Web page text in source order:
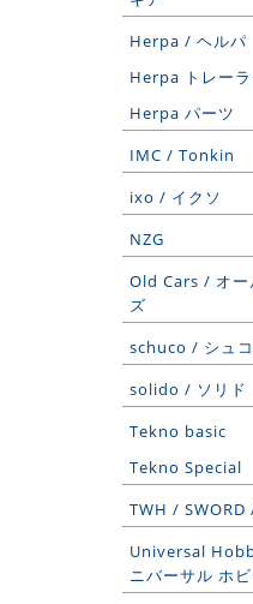
Herpa / ヘルパ
Herpa トレー
Herpa パーツ
IMC / Tonkin
ixo / イクソ
NZG
Old Cars / オー
ズ
schuco / シュ
solido / ソリド
Tekno basic
Tekno Special
TWH /
Universal
ニバーサル ホ